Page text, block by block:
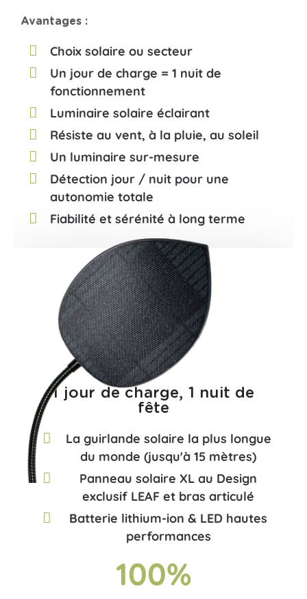
Avantages :
Choix solaire ou secteur
Un jour de charge = 1 nuit de
fonctionnement
Luminaire solaire éclairant
Résiste au vent, à la pluie, au soleil
Un luminaire sur-mesure
Détection jour / nuit pour une
autonomie totale
Fiabilité et sérénité à long terme
1 jour de charge, 1 nuit de
fête​
La guirlande solaire la plus longue
du monde (jusqu'à 15 mètres)
Panneau solaire XL au Design
exclusif LEAF et bras articulé
Batterie lithium-ion & LED hautes
performances
100%